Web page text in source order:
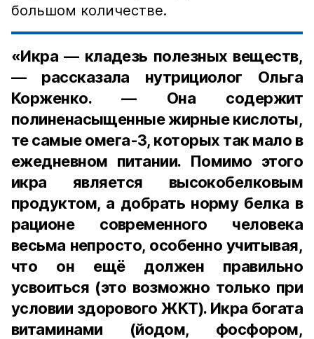
большом количестве.
«Икра — кладезь полезных веществ,
— рассказала нутрициолог Ольга
Корженко. — Она содержит
полиненасыщенные жирные кислоты,
те самые омега-3, которых так мало в
ежедневном питании. Помимо этого
икра является высокобелковым
продуктом, а добрать норму белка в
рационе современного человека
весьма непросто, особенно учитывая,
что он ещё должен правильно
усвоиться (это возможно только при
условии здорового ЖКТ). Икра богата
витаминами (йодом, фосфором,